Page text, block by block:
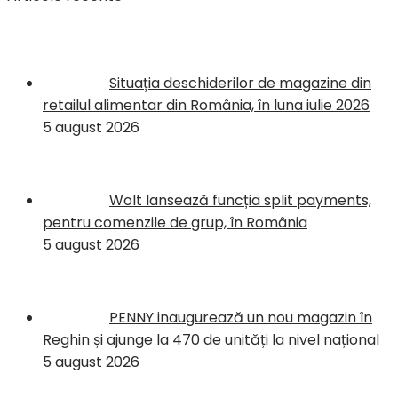
Situația deschiderilor de magazine din
retailul alimentar din România, în luna iulie 2026
5 august 2026
Wolt lansează funcția split payments,
pentru comenzile de grup, în România
5 august 2026
PENNY inaugurează un nou magazin în
Reghin și ajunge la 470 de unități la nivel național
5 august 2026